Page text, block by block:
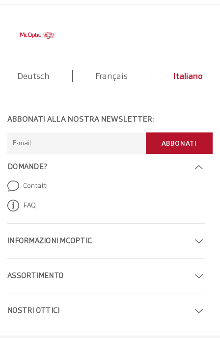
Deutsch Français Italiano
INFORMAZIONI MCOPTIC
Fissa un appuntamento
Trova il tuo negozio
Carriera
ASSORTIMENTO
Occhiali
Occhiali da sole
NOSTRI OTTICI
DOMANDE?
Contatti
FAQ
ABBONATI ALLA NOSTRA NEWSLETTER:
E-mail ABBONATI